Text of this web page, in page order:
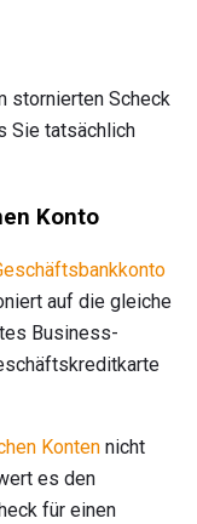
stornierten Scheck
Sie tatsächlich
Konto
auf die gleiche
Business-
Konten nicht
es den
für einen